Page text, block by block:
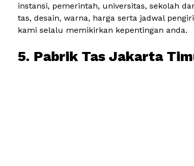
instansi, pemerintah, universitas, sekolah
tas, desain, warna, harga serta jadwal
kami selalu memikirkan kepentingan anda.
5. Pabrik Tas Jakarta